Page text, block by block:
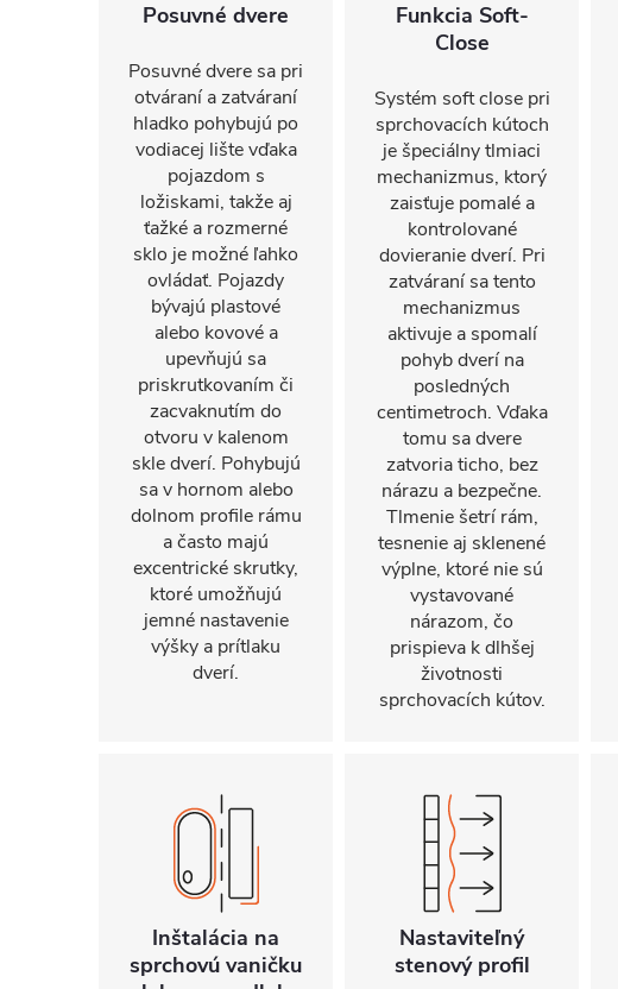
Posuvné dvere
Posuvné dvere sa pri
otváraní a zatváraní
hladko pohybujú po
vodiacej lište vďaka
pojazdom s
ložiskami, takže aj
ťažké a rozmerné
sklo je možné ľahko
ovládať. Pojazdy
bývajú plastové
alebo kovové a
upevňujú sa
priskrutkovaním či
zacvaknutím do
otvoru v kalenom
skle dverí. Pohybujú
sa v hornom alebo
dolnom profile rámu
a často majú
excentrické skrutky,
ktoré umožňujú
jemné nastavenie
výšky a prítlaku
dverí.
Funkcia Soft-
Close
Systém soft close pri
sprchovacích kútoch
je špeciálny tlmiaci
mechanizmus, ktorý
zaisťuje pomalé a
kontrolované
dovieranie dverí. Pri
zatváraní sa tento
mechanizmus
aktivuje a spomalí
pohyb dverí na
posledných
centimetroch. Vďaka
tomu sa dvere
zatvoria ticho, bez
nárazu a bezpečne.
Tlmenie šetrí rám,
tesnenie aj sklenené
výplne, ktoré nie sú
vystavované
nárazom, čo
prispieva k dlhšej
životnosti
sprchovacích kútov.
Inštalácia na
sprchovú vaničku
Nastaviteľný
stenový profil